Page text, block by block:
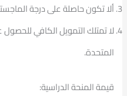
ألا تكون حاصلة على درجة
لا تمتلك التمويل الكافي
المتحدة.
قيمة المنحة الدراسية: